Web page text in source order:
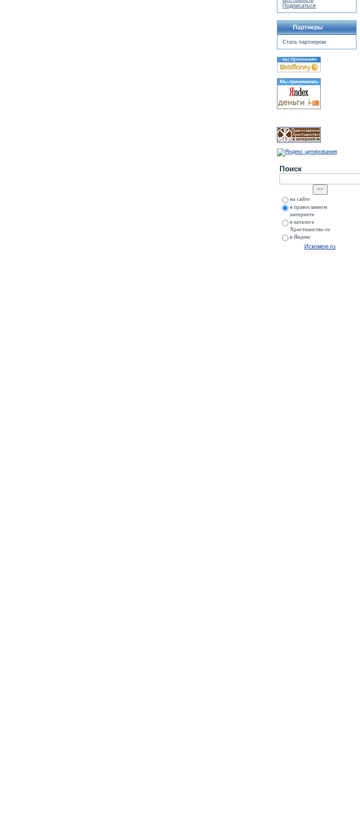
Подписаться
Партнеры
Стать партнером
Поиск
на сайте
в православном
интернете
в каталоге
Христианство.ru
в Яндекс
Искомое.ru